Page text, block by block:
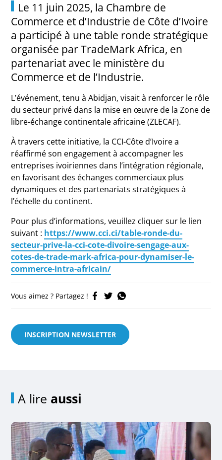
Le 11 juin 2025, la Chambre de
Commerce et d’Industrie de Côte d’Ivoire
a participé à une table ronde stratégique
organisée par TradeMark Africa, en
partenariat avec le ministère du
Commerce et de l’Industrie.
L’événement, tenu à Abidjan, visait à renforcer le rôle
du secteur privé dans la mise en œuvre de la Zone de
libre-échange continentale africaine (ZLECAF).
À travers cette initiative, la CCI-Côte d’Ivoire a
réaffirmé son engagement à accompagner les
entreprises ivoiriennes dans l’intégration régionale,
en favorisant des échanges commerciaux plus
dynamiques et des partenariats stratégiques à
l’échelle du continent.
Pour plus d’informations, veuillez cliquer sur le lien
suivant : https://www.cci.ci/table-ronde-du-
secteur-prive-la-cci-cote-divoire-sengage-aux-
cotes-de-trade-mark-africa-pour-dynamiser-le-
commerce-intra-africain/
Vous aimez ? Partagez !
INSCRIPTION NEWSLETTER
A lire aussi